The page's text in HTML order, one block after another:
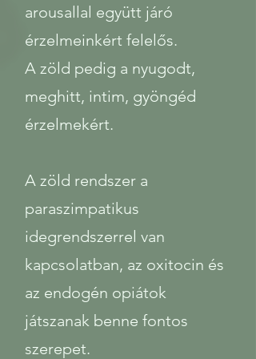
arousallal együtt járó
érzelmeinkért felelős.
A zöld pedig a nyugodt,
meghitt, intim, gyöngéd
érzelmekért.
A zöld rendszer a
paraszimpatikus
idegrendszerrel van
kapcsolatban, az oxitocin és
az endogén opiátok
játszanak benne fontos
szerepet.